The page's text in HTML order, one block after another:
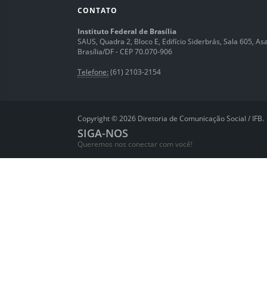
CONTATO
Instituto Federal de Brasília
SAUS, Quadra 2, Bloco E, Edifício Siderbrás, Sala 605,
Brasília/DF - CEP 70.070-906
Telefone: (61) 2103-2154
Copyright © 2026 Diretoria de Comunicação Social / IFB.
SIGA-NOS
Queremos nos conectar com você!